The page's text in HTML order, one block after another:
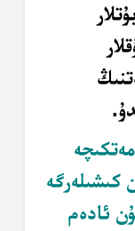
كىشىلەرگە
ئادەم